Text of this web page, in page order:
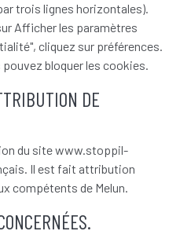
trois lignes horizontales).
Afficher les paramètres
cliquez sur préférences.
bloquer les cookies.
DE
du site www.stoppil-
Il est fait attribution
compétents de Melun.